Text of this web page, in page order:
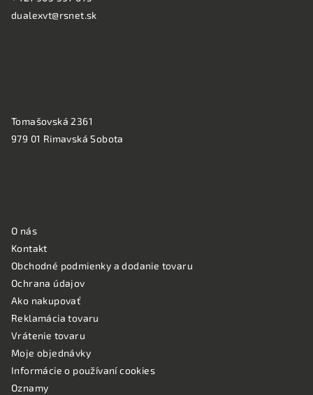
dualexvt@rsnet.sk
Tomašovská 2361
979 01 Rimavská Sobota
O nás
Kontakt
Obchodné podmienky a dodanie tovaru
Ochrana údajov
Ako nakupovať
Reklamácia tovaru
Vrátenie tovaru
Moje objednávky
Informácie o používaní cookies
Oznamy